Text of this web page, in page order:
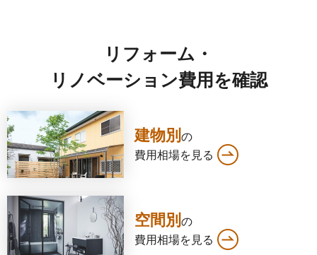
リフォーム・
リノベーション費用を確認
建物別 の
費用相場を見る
空間別 の
費用相場を見る